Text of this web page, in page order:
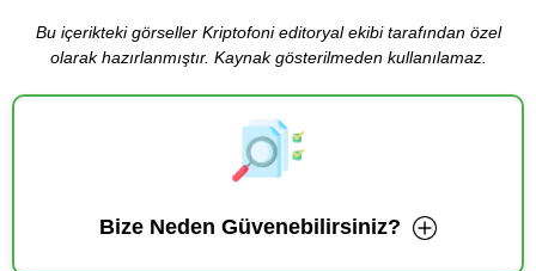
Bu içerikteki görseller Kriptofoni editoryal ekibi tarafından özel
olarak hazırlanmıştır. Kaynak gösterilmeden kullanılamaz.
Bize Neden Güvenebilirsiniz?